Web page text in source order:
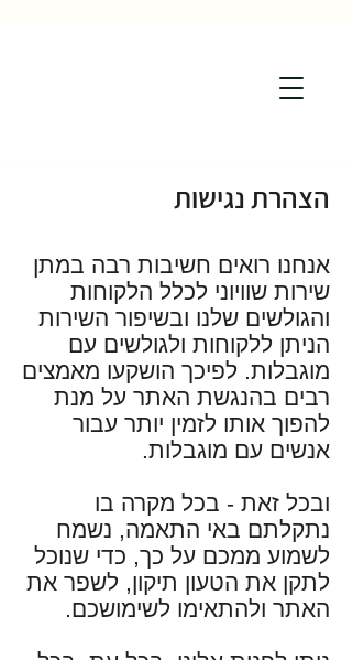
הצהרת נגישות
אנחנו רואים חשיבות רבה במתן
שירות שוויוני לכלל הלקוחות
והגולשים שלנו ובשיפור השירות
הניתן ללקוחות ולגולשים עם
מוגבלות. לפיכך הושקעו מאמצים
רבים בהנגשת האתר על מנת
להפוך אותו לזמין יותר עבור
אנשים עם מוגבלות.
ובכל זאת - בכל מקרה בו
נתקלתם באי התאמה, נשמח
לשמוע ממכם על כך, כדי שנוכל
לתקן את הטעון תיקון, לשפר את
האתר ולהתאימו לשימושכם.